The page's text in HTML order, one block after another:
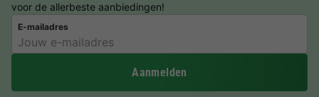
voor de allerbeste aanbiedingen!
E-mailadres
Aanmelden